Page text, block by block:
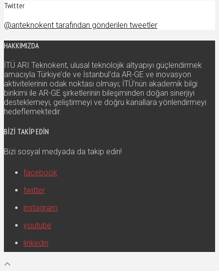
Twitter
@ariteknokent tarafından gönderilen tweetler
HAKKIMIZDA
İTÜ ARI Teknokent, ulusal teknolojik altyapıyı güçlendirmek
amacıyla Türkiye’de ve İstanbul’da AR-GE ve inovasyon
aktivitelerinin odak noktası olmayı; İTÜ’nün akademik bilgi
birikimi ile AR-GE şirketlerinin bileşiminden doğan sinerjiyi
desteklemeyi, geliştirmeyi ve doğru kanallara yönlendirmeyi
hedeflemektedir.
BIZI TAKIP EDIN
Bizi sosyal medyada da takip edin!
facebook
twitter
instagram
youtube
linkedin